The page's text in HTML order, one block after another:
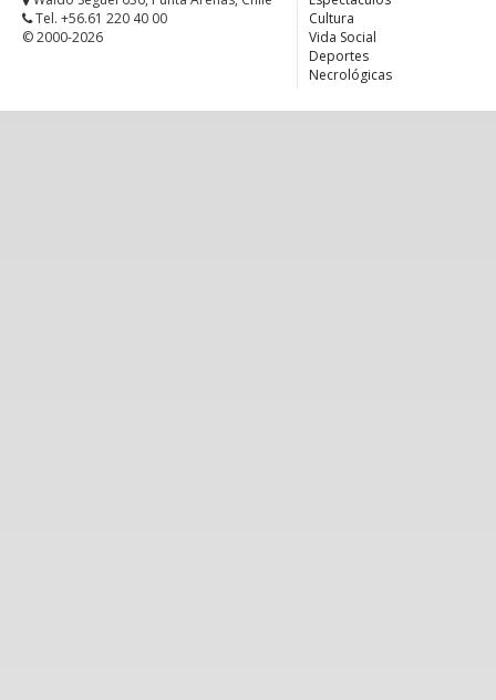
Tel. +56.61 220 40 00
© 2000-2026
Cultura
Vida Social
Deportes
Necrológicas